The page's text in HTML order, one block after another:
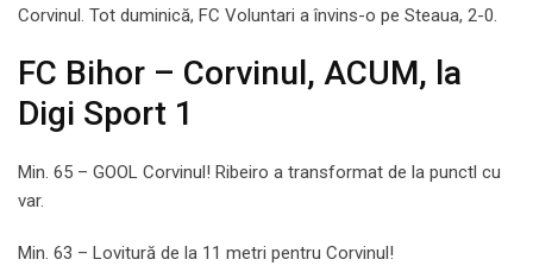
Corvinul. Tot duminică, FC Voluntari a învins-o pe Steaua, 2-0.
FC Bihor – Corvinul, ACUM, la
Digi Sport 1
Min. 65 – GOOL Corvinul! Ribeiro a transformat de la punctl cu
var.
Min. 63 – Lovitură de la 11 metri pentru Corvinul!